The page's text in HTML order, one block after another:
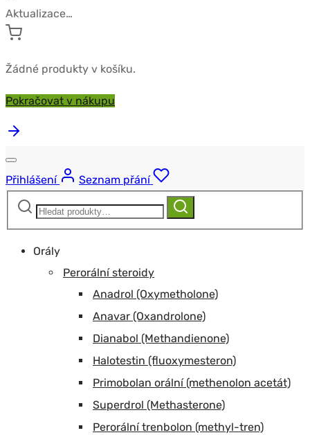
Aktualizace…
Žádné produkty v košíku.
Pokračovat v nákupu
Přihlášení
Seznam přání
Hledat:
Hledat
Orály
Perorální steroidy
Anadrol (Oxymetholone)
Anavar (Oxandrolone)
Dianabol (Methandienone)
Halotestin (fluoxymesteron)
Primobolan orální (methenolon acetát)
Superdrol (Methasterone)
Perorální trenbolon (methyl-tren)